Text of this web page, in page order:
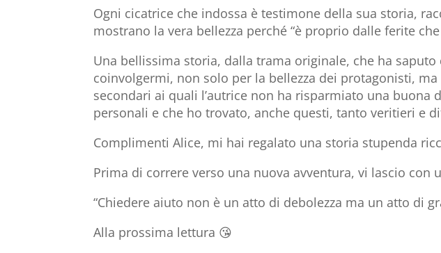
Ogni cicatrice che indossa è testimone della sua storia,
mostrano la vera bellezza perché “è proprio dalle ferite
Una bellissima storia, dalla trama originale, che ha
coinvolgermi, non solo per la bellezza dei protagonisti,
secondari ai quali l’autrice non ha risparmiato una buona
personali e che ho trovato, anche questi, tanto veritieri e
Complimenti Alice, mi hai regalato una storia stupenda
Prima di correre verso una nuova avventura, vi lascio con
“Chiedere aiuto non è un atto di debolezza ma un atto di
Alla prossima lettura 😘